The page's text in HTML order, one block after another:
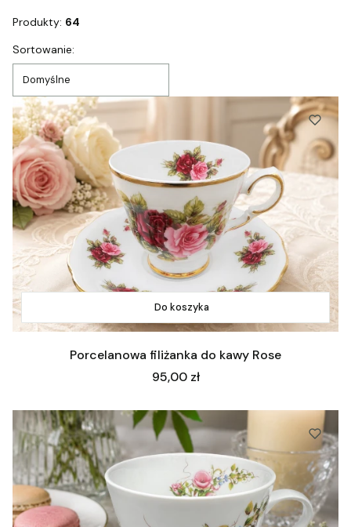
Produkty: 64
Lista produktów
Sortowanie:
Domyślne
Do koszyka
Porcelanowa filiżanka do kawy Rose
Cena
95,00 zł